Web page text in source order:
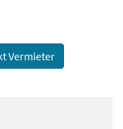
Vermieter